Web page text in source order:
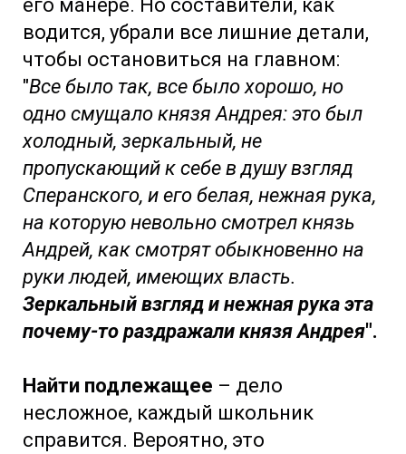
его манере. Но составители, как
водится, убрали все лишние детали,
чтобы остановиться на главном:
"Все было так, все было хорошо, но
одно смущало князя Андрея: это был
холодный, зеркальный, не
пропускающий к себе в душу взгляд
Сперанского, и его белая, нежная рука,
на которую невольно смотрел князь
Андрей, как смотрят обыкновенно на
руки людей, имеющих власть.
Зеркальный взгляд и нежная рука эта
почему-то раздражали князя Андрея".
Найти подлежащее – дело
несложное, каждый школьник
справится. Вероятно, это